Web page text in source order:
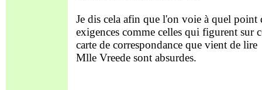
Je dis cela afin que l'on voie à quel point
exigences comme celles qui figurent sur
carte de correspondance que vient de lire
Mlle Vreede sont absurdes.